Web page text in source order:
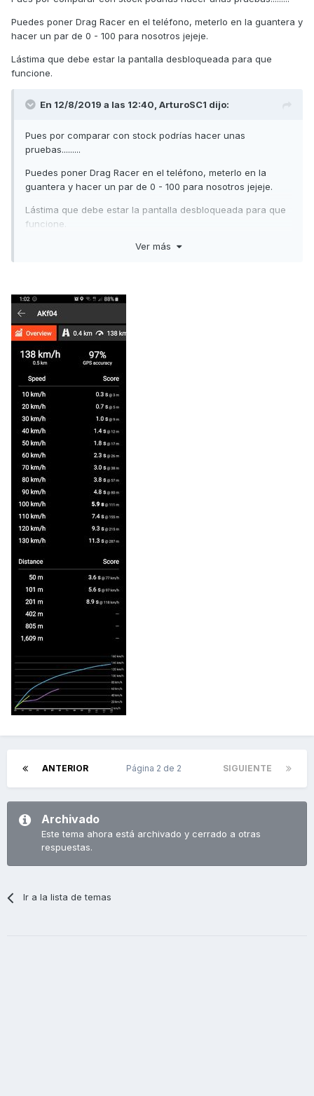
Puedes poner Drag Racer en el teléfono, meterlo en la guantera y
hacer un par de 0 - 100 para nosotros jejeje.
Lástima que debe estar la pantalla desbloqueada para que
funcione.
En 12/8/2019 a las 12:40, ArturoSC1 dijo:
Pues por comparar con stock podrías hacer unas
pruebas.........
Puedes poner Drag Racer en el teléfono, meterlo en la
guantera y hacer un par de 0 - 100 para nosotros jejeje.
Lástima que debe estar la pantalla desbloqueada para que
funcione.
Ver más
ANTERIOR SIGUIENTE
Página 2 de 2
Archivado
Este tema ahora está archivado y cerrado a otras
respuestas.
Ir a la lista de temas